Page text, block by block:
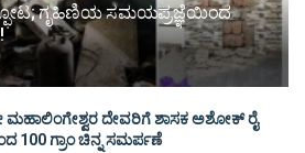
ಗೃಹಿಣಿಯ ಸಮಯಪ್ರಜ್ಞೆಯಿಂದ
ಮಹಾಲಿಂಗೇಶ್ವರ ದೇವರಿಗೆ ಶಾಸಕ ಅಶೋಕ್ ರೈ
100 ಗ್ರಾಂ ಚಿನ್ನ ಸಮರ್ಪಣೆ